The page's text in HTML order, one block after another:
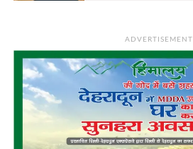
ADVERTISEMENT